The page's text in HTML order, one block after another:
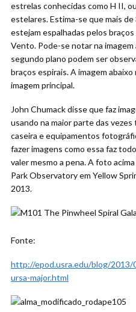
estrelas conhecidas como H II,
estelares. Estima-se que mais
estejam espalhadas pelos
Vento. Pode-se notar na imagem
segundo plano podem ser
braços espirais. A imagem
imagem principal.
John Chumack disse que faz
usando na maior parte das
caseira e equipamentos
fazer imagens como essa faz
valer mesmo a pena. A foto
Park Observatory em Yellow
2013.
Fonte:
http://epod.usra.edu/blog/2013/
ursa-major.html